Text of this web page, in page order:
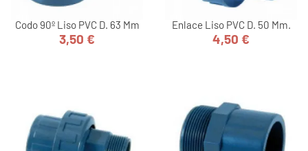
Codo 90º Liso PVC D. 63 Mm
Precio
3,50 €
Enlace Liso PVC D. 50 Mm.
Precio
4,50 €